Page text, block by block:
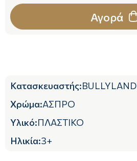
Αγορά
Κατασκευαστής:BULLYLAND
Χρώμα:ΑΣΠΡΟ
Υλικό:ΠΛΑΣΤΙΚΟ
Ηλικία:3+